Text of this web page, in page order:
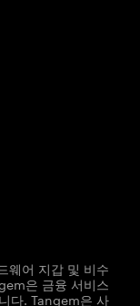
웨어 지갑 및 비수
은 금융 서비스
다. Tangem은 사